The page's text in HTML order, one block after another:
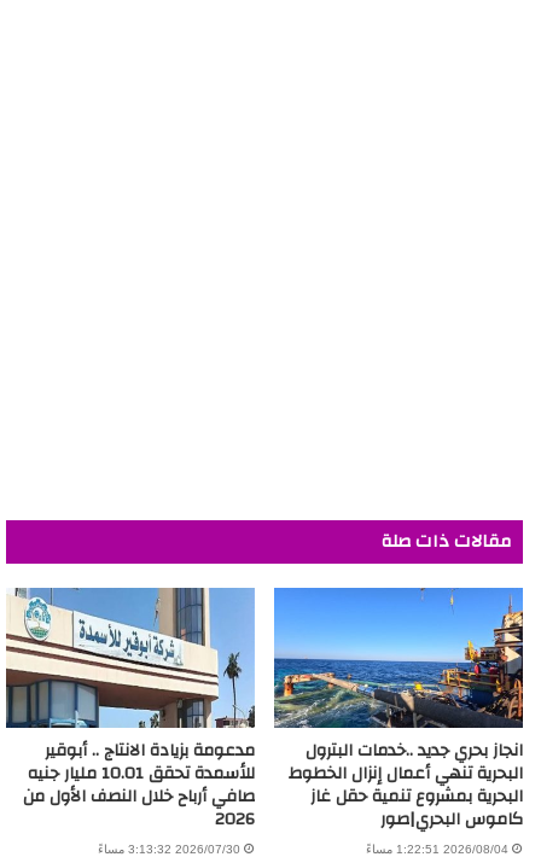
مقالات ذات صلة
انجاز بحري جديد ..خدمات البترول
البحرية تنهي أعمال إنزال الخطوط
البحرية بمشروع تنمية حقل غاز
كاموس البحري|صور
2026/08/04 1:22:51 مساءً
مدعومة بزيادة الانتاج .. أبوقير
للأسمدة تحقق 10.01 مليار جنيه
صافي أرباح خلال النصف الأول من
2026
2026/07/30 3:13:32 مساءً